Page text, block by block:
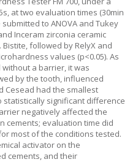
at two evaluation times (30min
to ANOVA and Tukey
Inceram zirconia ceramic
followed by RelyX and
values (p<0.05). As
a barrier, it was
by the tooth, influenced
Cesead had the smallest
significant difference
negatively affected the
cements; evaluation time did
most of the conditions tested.
activator on the
cements, and their